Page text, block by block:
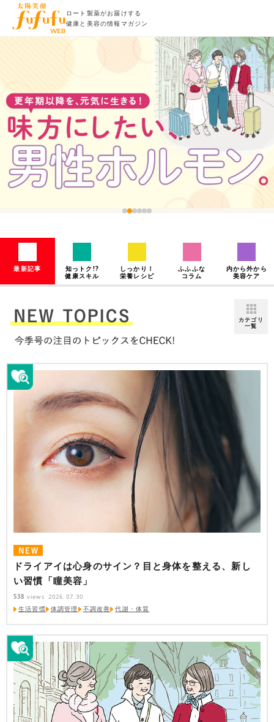
ロート製薬がお届けする
健康と美容の情報マガジン
最新記事
知っトク!?
健康スキル
しっかり！
栄養レシピ
ふふふな
コラム
内から外から
美容ケア
カテゴリ
一覧
ドライアイは心身のサイン？目と身体を整える、新し
い習慣「瞳美容」
538 views 2026.07.30
生活習慣 体調管理 不調改善 代謝・体質